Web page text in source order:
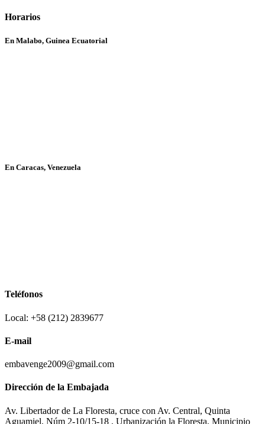
Horarios
En Malabo, Guinea Ecuatorial
En Caracas, Venezuela
Teléfonos
Local: +58 (212) 2839677
E-mail
embavenge2009@gmail.com
Dirección de la Embajada
Av. Libertador de La Floresta, cruce con Av. Central, Quinta
Aguamiel, Núm 2-10/15-18 , Urbanización la Floresta, Municipio